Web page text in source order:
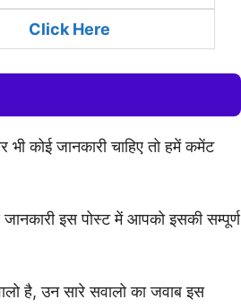
Click Here
कोई जानकारी चाहिए तो हमें कमेंट
जानकारी इस पोस्ट में आपको इसकी सम्पूर्ण
है, उन सारे सवालो का जवाब इस